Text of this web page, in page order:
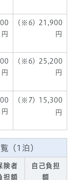
円
(※6) 21,900
円
円
(※6) 25,200
円
円
(※7) 15,300
円
（1泊）
険者
担額
自己負担
額